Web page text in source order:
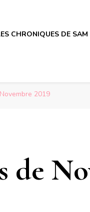
sirène en
CHRONIQUES DE SAM
2019